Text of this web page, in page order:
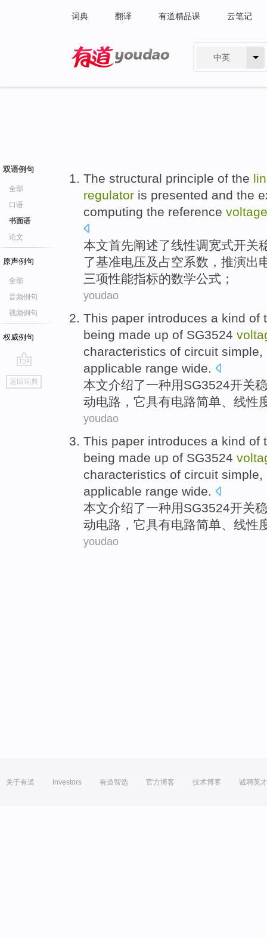
词典 翻译 有道精品课 云笔记
中英
双语例句
全部
口语
书面语
论文
原声例句
全部
音频例句
视频例句
权威例句
go
top
返回词典
The structural principle of the
regulator is presented and the
computing the reference voltage
本文首先阐述了线性调宽式开关
了基准电压及 占空系数 ，推演出
三项性能指标的数学公式；
youdao
This paper introduces a kind of
being made up of SG3524
characteristics of circuit simple,
applicable range wide.
本文介绍了一种用SG3524开关
动电路 ， 它具有电路简单、 线性
youdao
This paper introduces a kind of
being made up of SG3524
characteristics of circuit simple,
applicable range wide
本文介绍了一种用SG3524开关
动电路 ， 它具有电路简单 线性
youdao
关于有道 Investors 有道智选 官方博客 技术博客 诚聘英才